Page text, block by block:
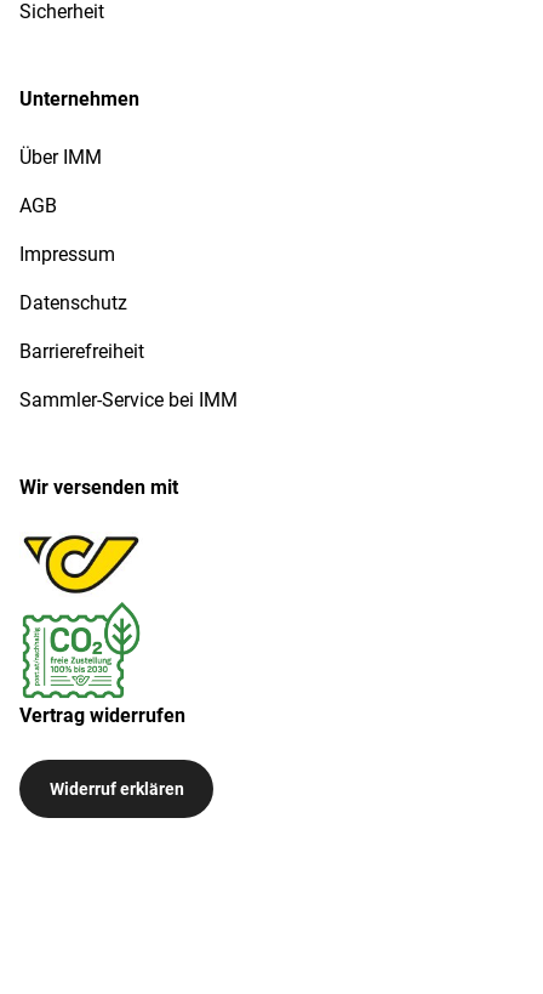
Sicherheit
Unternehmen
Über IMM
AGB
Impressum
Datenschutz
Barrierefreiheit
Sammler-Service bei IMM
Wir versenden mit
Vertrag widerrufen
Widerruf erklären